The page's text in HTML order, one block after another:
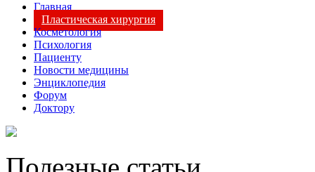
Главная
Пластическая хирургия
Косметология
Психология
Пациенту
Новости медицины
Энциклопедия
Форум
Доктору